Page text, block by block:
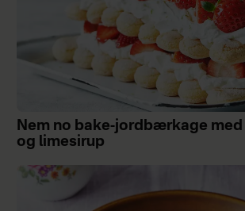
Nem no bake-jordbærkage
og limesirup